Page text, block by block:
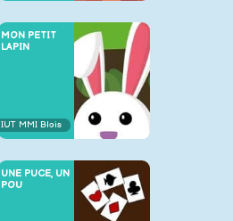
MON PETIT
LAPIN
IUT MMI Blois
UNE PUCE, UN
POU